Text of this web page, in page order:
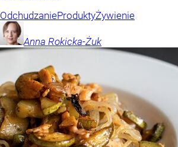
OdchudzanieProduktyŻywienie
Anna Rokicka-Żuk